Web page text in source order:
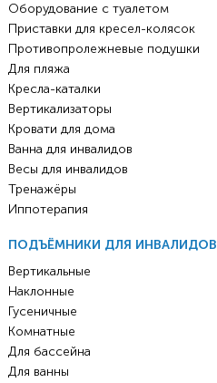
Оборудование с туалетом
Приставки для кресел-колясок
Противопролежневые подушки
Для пляжа
Кресла-каталки
Вертикализаторы
Кровати для дома
Ванна для инвалидов
Весы для инвалидов
Тренажёры
Иппотерапия
ПОДЪЁМНИКИ ДЛЯ ИНВАЛИДОВ
Вертикальные
Наклонные
Гусеничные
Комнатные
Для бассейна
Для ванны